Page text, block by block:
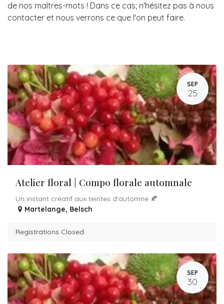
de nos maîtres-mots ! Dans ce cas; n'hésitez pas à nous
contacter et nous verrons ce que l'on peut faire.
SEP
25
Atelier floral | Compo florale automnale
Un instant créatif aux teintes d’automne 🍂
Martelange, Belsch
Registrations Closed
SEP
30